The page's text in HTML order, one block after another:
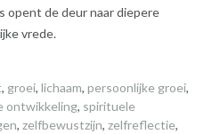
opent de deur naar diepere
vrede.
, groei, lichaam, persoonlijke groei,
ontwikkeling, spirituele
, zelfbewustzijn, zelfreflectie,